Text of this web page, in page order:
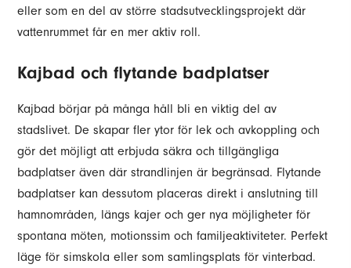
eller som en del av större stadsutvecklingsprojekt där
vattenrummet får en mer aktiv roll.
Kajbad och flytande badplatser
Kajbad börjar på många håll bli en viktig del av
stadslivet. De skapar fler ytor för lek och avkoppling och
gör det möjligt att erbjuda säkra och tillgängliga
badplatser även där strandlinjen är begränsad. Flytande
badplatser kan dessutom placeras direkt i anslutning till
hamnområden, längs kajer och ger nya möjligheter för
spontana möten, motionssim och familjeaktiviteter. Perfekt
läge för simskola eller som samlingsplats för vinterbad.